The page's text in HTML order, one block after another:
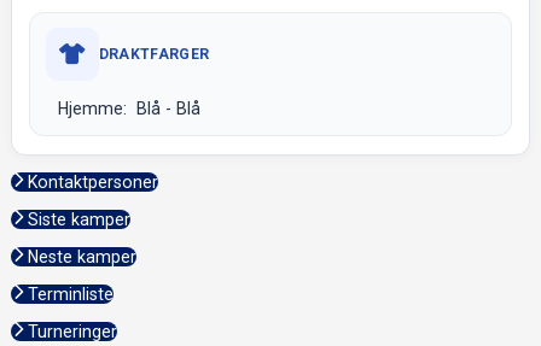
DRAKTFARGER
Hjemme: Blå - Blå
Kontaktpersoner
Siste kamper
Neste kamper
Terminliste
Turneringer